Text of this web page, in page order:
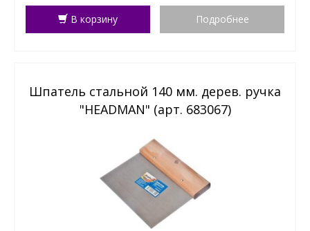
В корзину Подробнее
Шпатель стальной 140 мм. дерев. ручка
"HEADMAN" (арт. 683067)